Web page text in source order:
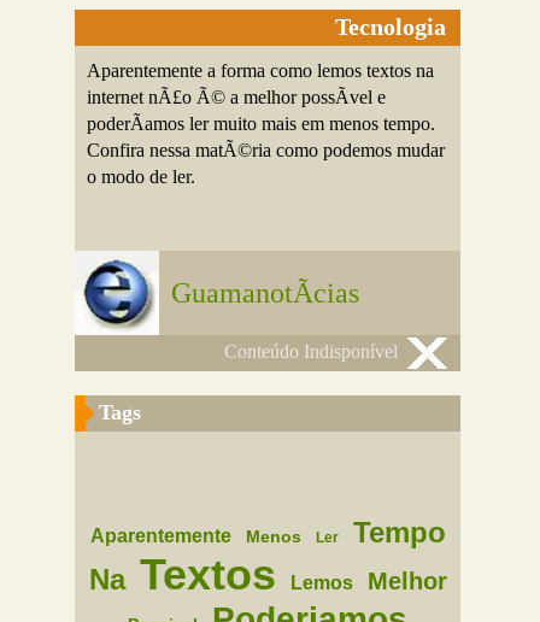
Tecnologia
Aparentemente a forma como lemos textos na
internet nÃ£o Ã© a melhor possÃ­vel e
poderÃ­amos ler muito mais em menos tempo.
Confira nessa matÃ©ria como podemos mudar
o modo de ler.
GuamanotÃ­cias
Conteúdo Indisponível
Tags
Aparentemente Menos Ler
Tempo
Na Textos Lemos Melhor